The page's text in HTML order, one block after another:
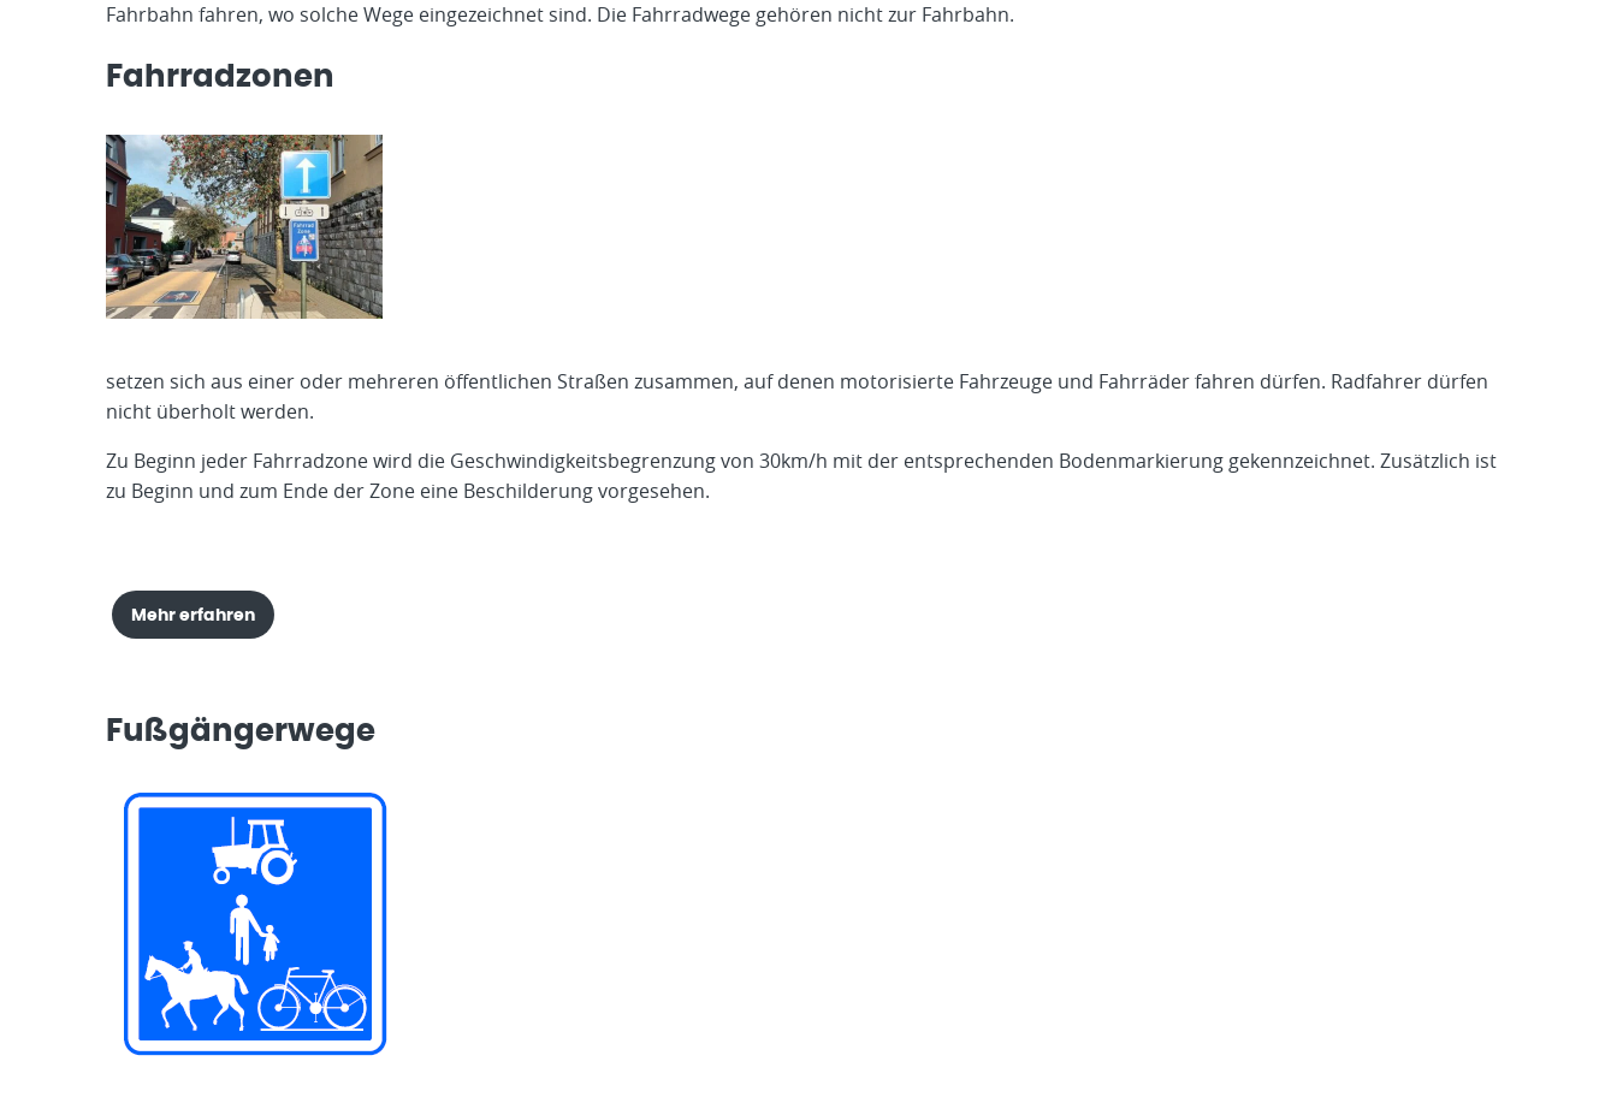
Fahrbahn fahren, wo solche Wege eingezeichnet sind. Die Fahrradwege gehören nicht zur Fahrbahn.
Fahrradzonen
setzen sich aus einer oder mehreren öffentlichen Straßen zusammen, auf denen motorisierte Fahrzeuge und Fahrräder fahren dürfen. Radfahrer dürfen
nicht überholt werden.
Zu Beginn jeder Fahrradzone wird die Geschwindigkeitsbegrenzung von 30km/h mit der entsprechenden Bodenmarkierung gekennzeichnet. Zusätzlich ist
zu Beginn und zum Ende der Zone eine Beschilderung vorgesehen.
Mehr erfahren
Fußgängerwege